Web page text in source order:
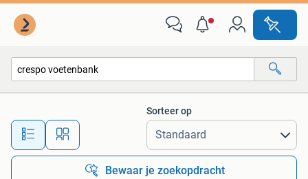
Alle afstanden…
Sorteer op
Bewaar je zoekopdracht